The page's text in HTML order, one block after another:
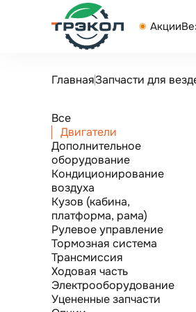
Акции
ГлавнаяЗапчасти для
Все
Двигатели
Дополнительное
оборудование
Кондиционирование
воздуха
Кузов (кабина,
платформа, рама)
Рулевое управление
Тормозная система
Трансмиссия
Ходовая часть
Электрооборудование
Уцененные запчасти